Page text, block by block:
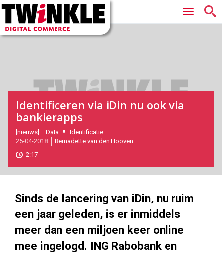
Twinkle
Digital
Commerce
Hoofdmenu
Identificeren via iDin nu ook via
bankierapps
2018-
04-
25T10:11:00
2018-
04-
[nieuws] Data
Identificatie
25-04-2018
Bernadette van den Hooven
2:17
Sinds de lancering van iDin, nu ruim
een jaar geleden, is er inmiddels
meer dan een miljoen keer online
mee ingelogd. ING Rabobank en